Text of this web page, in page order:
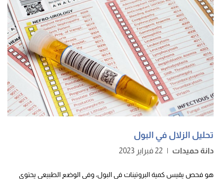
تحليل الزلال في البول
دانة حميدات | 22 فبراير 2023
هو فحص يقيس كمية البروتينات في البول، وفي الوضع الطبيعي يحتوي